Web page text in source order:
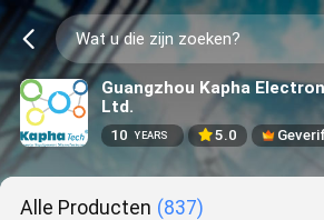
Guangzhou Kapha
Ltd.
10 YEARS 5.0
Alle Producten (837)